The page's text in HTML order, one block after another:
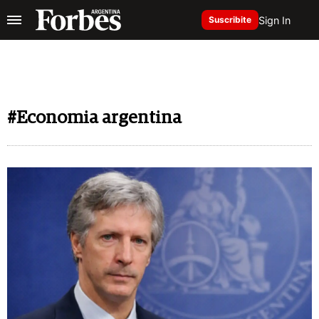
Suscribite Sign In
#Economia argentina